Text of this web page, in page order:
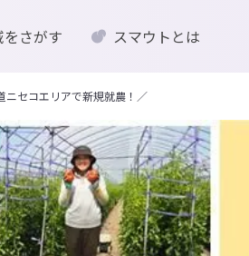
をさがす スマウトとは
ニセコエリアで新規就農！／